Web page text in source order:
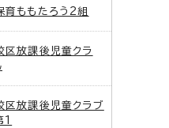
育ももたろう2組
区放課後児童クラ
区放課後児童クラブ
1